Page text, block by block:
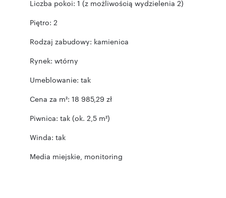
Liczba pokoi: 1 (z możliwością wydzielenia 2)
Piętro: 2
Rodzaj zabudowy: kamienica
Rynek: wtórny
Umeblowanie: tak
Cena za m²: 18 985,29 zł
Piwnica: tak (ok. 2,5 m²)
Winda: tak
Media miejskie, monitoring